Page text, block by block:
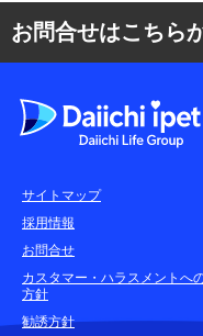
お問合せはこちら
各種お問合せ窓口
耳や言葉の不自由な
お申込みをご検討中
(商品に関するお問合せ・資
サイトマップ
採用情報
お問合せ
カスタマー・ハラスメントへ
方針
勧誘方針